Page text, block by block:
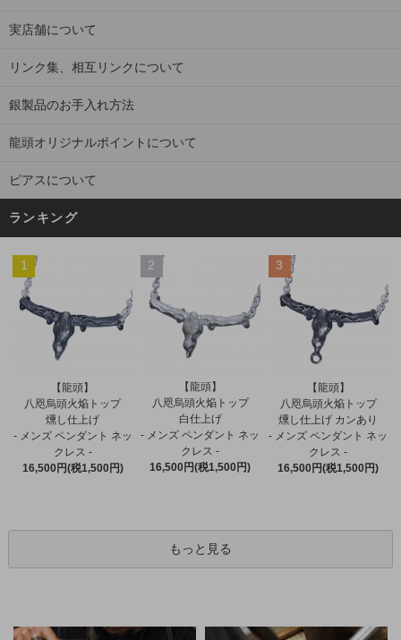
実店舗について
リンク集、相互リンクについて
銀製品のお手入れ方法
龍頭オリジナルポイントについて
ピアスについて
ランキング
1
【龍頭】
八咫烏頭火焔トップ
燻し仕上げ
- メンズ ペンダント ネッ
クレス -
16,500円(税1,500円)
2
【龍頭】
八咫烏頭火焔トップ
白仕上げ
- メンズ ペンダント ネッ
クレス -
16,500円(税1,500円)
3
【龍頭】
八咫烏頭火焔トップ
燻し仕上げ カンあり
- メンズ ペンダント ネッ
クレス -
16,500円(税1,500円)
もっと見る